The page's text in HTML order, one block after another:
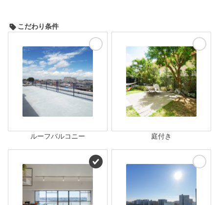
こだわり条件
ルーフバルコニー 庭付き